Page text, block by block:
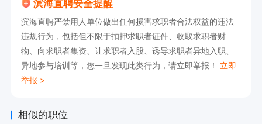
滨海直聘安全提醒
滨海直聘严禁用人单位做出任何损害求职者合法权益的违法
违规行为，包括但不限于扣押求职者证件、收取求职者财
物、向求职者集资、让求职者入股、诱导求职者异地入职、
异地参与培训等，您一旦发现此类行为，请立即举报！ 立即
举报 >
相似的职位